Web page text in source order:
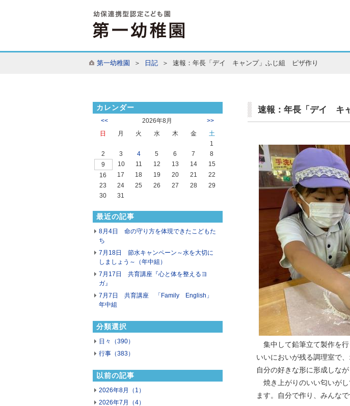
第一幼稚園 ＞ 日記＞ 速報：年長「デイ キャンプ」ふじ組 ピザ作り
カレンダー
<< 2026年8月 >>
日 月 火 水 木 金
土
1
2
3 4 5 6 7
8
9
10 11 12 13 14
15
16
17 18 19 20 21
22
23
24 25 26 27 28
29
30
31
最近の記事
8月4日 命の守り方を体現できたこどもた
ち
7月18日 節水キャンペーン～水を大切に
しましょう～（年中組）
7月17日 共育講座『心と体を整えるヨ
ガ』
7月7日 共育講座 「Family English」
年中組
分類選択
日々（390）
行事（383）
以前の記事
2026年8月（1）
2026年7月（4）
速報：年長「デイ キ
集中して鉛筆立て製作を行
いいにおいが残る調理室で
自分の好きな形に形成しな
焼き上がりのいい匂いがし
ます。自分で作り、みんな